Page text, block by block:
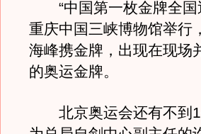
“中国第一枚金牌全国
重庆中国三峡博物馆举行
海峰携金牌，出现在现场
的奥运金牌。
北京奥运会还有不到1